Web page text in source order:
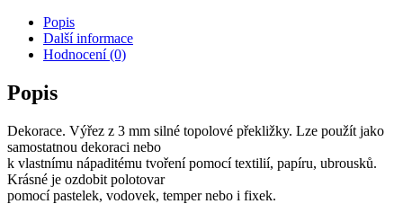
Popis
Další informace
Hodnocení (0)
Popis
Dekorace. Výřez z 3 mm silné topolové překližky. Lze použít jako
samostatnou dekoraci nebo
k vlastnímu nápaditému tvoření pomocí textilií, papíru, ubrousků.
Krásné je ozdobit polotovar
pomocí pastelek, vodovek, temper nebo i fixek.